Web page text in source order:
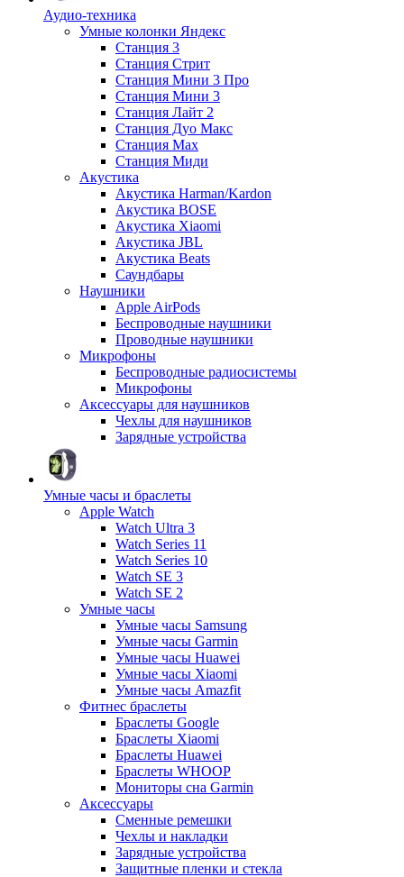
Аудио-техника
Умные колонки Яндекс
Станция 3
Станция Стрит
Станция Мини 3 Про
Станция Мини 3
Станция Лайт 2
Станция Дуо Макс
Станция Max
Станция Миди
Акустика
Акустика Harman/Kardon
Акустика BOSE
Акустика Xiaomi
Акустика JBL
Акустика Beats
Саундбары
Наушники
Apple AirPods
Беспроводные наушники
Проводные наушники
Микрофоны
Беспроводные радиосистемы
Микрофоны
Аксессуары для наушников
Чехлы для наушников
Зарядные устройства
Умные часы и браслеты
Apple Watch
Watch Ultra 3
Watch Series 11
Watch Series 10
Watch SE 3
Watch SE 2
Умные часы
Умные часы Samsung
Умные часы Garmin
Умные часы Huawei
Умные часы Xiaomi
Умные часы Amazfit
Фитнес браслеты
Браслеты Google
Браслеты Xiaomi
Браслеты Huawei
Браслеты WHOOP
Мониторы сна Garmin
Аксессуары
Сменные ремешки
Чехлы и накладки
Зарядные устройства
Защитные пленки и стекла